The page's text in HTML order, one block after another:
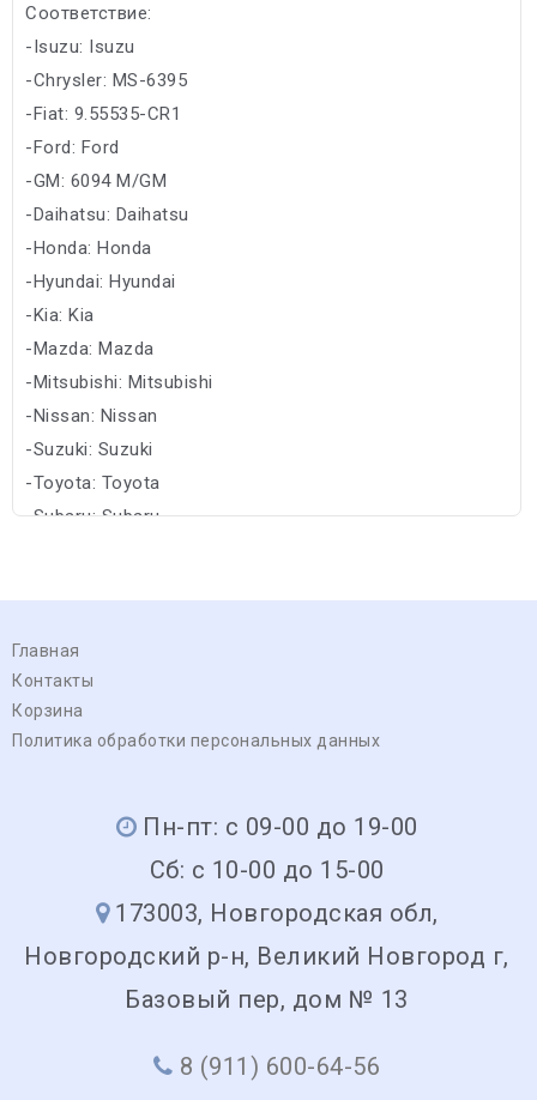
Соответствие:
-Isuzu: Isuzu
-Chrysler: MS-6395
-Fiat: 9.55535-CR1
-Ford: Ford
-GM: 6094 M/GM
-Daihatsu: Daihatsu
-Honda: Honda
-Hyundai: Hyundai
-Kia: Kia
-Mazda: Mazda
-Mitsubishi: Mitsubishi
-Nissan: Nissan
-Suzuki: Suzuki
-Toyota: Toyota
-Subaru: Subaru
Главная
Контакты
Корзина
Политика обработки персональных данных
Пн-пт: с 09-00 до 19-00
Сб: с 10-00 до 15-00
173003, Новгородская обл,
Новгородский р-н, Великий Новгород г,
Базовый пер, дом № 13
8 (911) 600-64-56